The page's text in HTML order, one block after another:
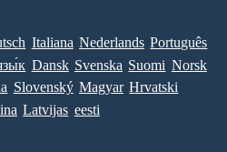
Italiana Nederlands Português
Dansk Svenska Suomi Norsk
Slovenský Magyar Hrvatski
Latvijas eesti